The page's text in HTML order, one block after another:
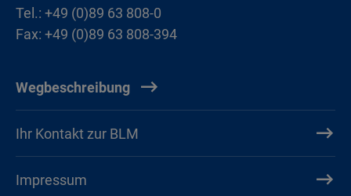
Tel.: +49 (0)89 63 808-0
Fax: +49 (0)89 63 808-394
Wegbeschreibung
Ihr Kontakt zur BLM
Impressum